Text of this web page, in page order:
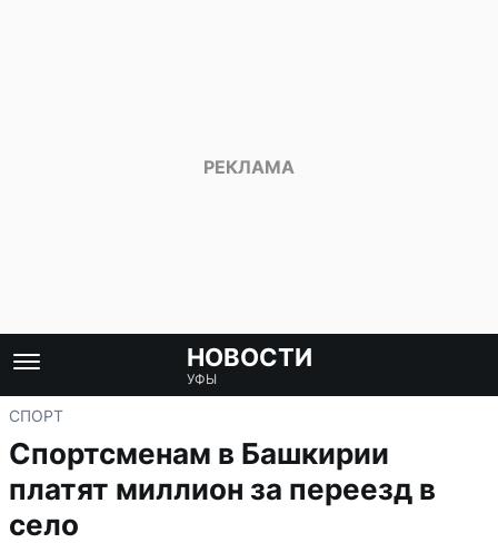
НОВОСТИ
УФЫ
СПОРТ
Спортсменам в Башкирии
платят миллион за переезд в
село